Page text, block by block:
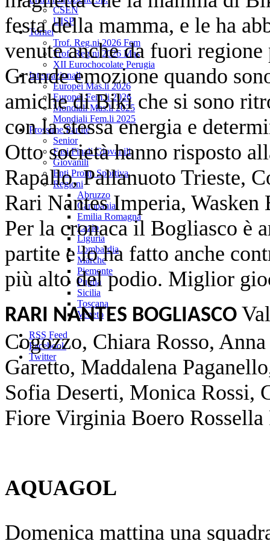
CSEN
UISP
Tornei
Trof. Reg.ni 2026 Fem
Trof. Reg.ni 2026 Mas
XII Eurochocolate Perugia
Internazionali
Europei Mas.li 2026
Europei Fem.li 2026
Mondiali Mas.li 2025
Mondiali Fem.li 2025
Prossime Partite
Senior
Fasi Finali Giovanili
Giovanili
Enti Prom. Sportiva
Regioni
Abruzzo
Campania
Emilia Romagna
Lazio
Liguria
Lombardia
Marche
Piemonte
Puglia
Sicilia
Toscana
Veneto
RSS Feed
Facebook
Twitter
festa della mamma, e le ha
venute anche da fuori
Grande emozione quando
amiche di Biki che si sono
con la stessa energia e
Otto società hanno risposto
Rapallo, Pallanuoto Trieste,
Rari Nantes Imperia,
Per la cronaca il Bogliasco è
partite e lo ha fatto anche
più alto del podio. Miglior
RARI NANTES BOGLIASCO
Cogozzo, Chiara Rosso,
Garetto, Maddalena
Sofia Deserti, Monica
Fiore Virginia Boero
AQUAGOL
Domenica mattina una